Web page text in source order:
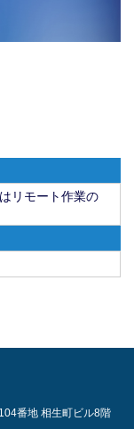
リモート作業の
番地 相生町ビル8階